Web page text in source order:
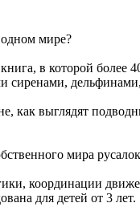
мире?
в которой более
как выглядят
мира
координации
для детей от 3 лет.